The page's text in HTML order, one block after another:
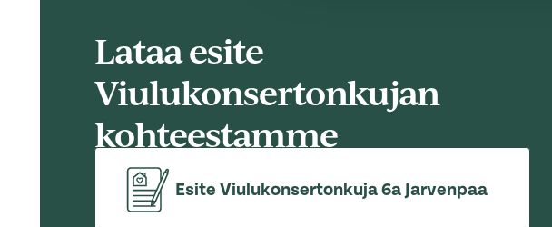
Lataa esite
Viulukonsertonkujan
kohteestamme
Esite Viulukonsertonkuja 6a Jarvenpaa